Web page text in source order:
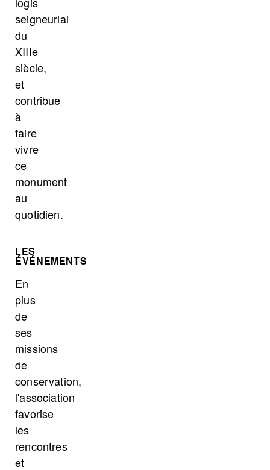
seigneurial
du
XIIIe
siècle,
et
contribue
à
faire
vivre
ce
monument
au
quotidien.
LES
ÉVÉNEMENTS
En
plus
de
ses
missions
de
conservation,
l'association
favorise
les
rencontres
et